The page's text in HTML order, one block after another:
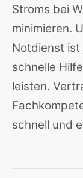
Stroms bei
minimieren.
Notdienst ist
schnelle
leisten.
schnell und